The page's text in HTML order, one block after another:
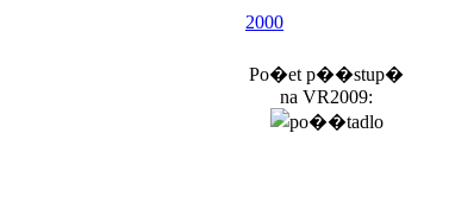
2000
Po�et p��stup�
na VR2009: